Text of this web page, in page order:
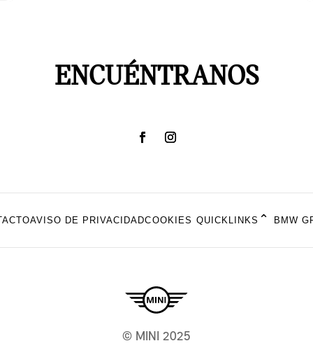
ENCUÉNTRANOS
AVISO DE PRIVACIDADCOOKIES QUICKLINKS ⌃ BMW
© MINI 2025